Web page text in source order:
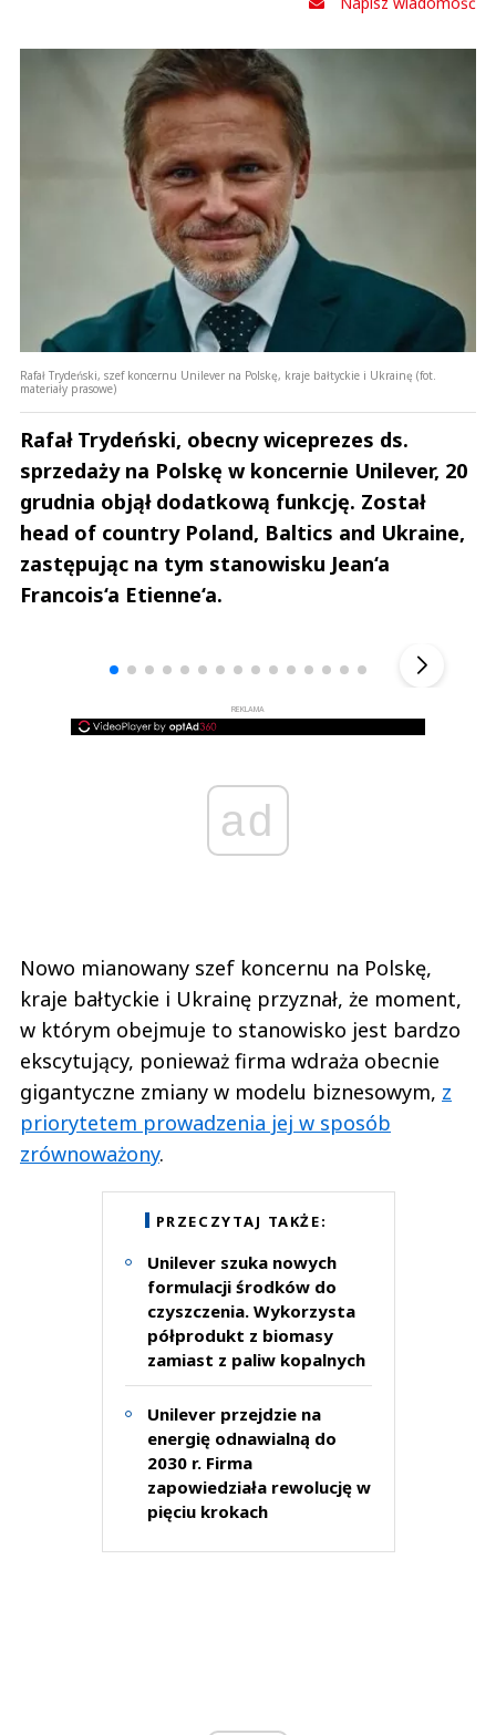
Rafał Trydeński, szef koncernu Unilever na Polskę, kraje bałtyckie i Ukrainę (fot.
materiały prasowe)
Rafał Trydeński, obecny wiceprezes ds.
sprzedaży na Polskę w koncernie Unilever, 20
grudnia objął dodatkową funkcję. Został
head of country Poland, Baltics and Ukraine,
zastępując na tym stanowisku Jean‘a
Francois‘a Etienne‘a.
REKLAMA
ad
Nowo mianowany szef koncernu na Polskę,
kraje bałtyckie i Ukrainę przyznał, że moment,
w którym obejmuje to stanowisko jest bardzo
ekscytujący, ponieważ firma wdraża obecnie
gigantyczne zmiany w modelu biznesowym, z
priorytetem prowadzenia jej w sposób
zrównoważony.
PRZECZYTAJ TAKŻE:
Unilever szuka nowych
formulacji środków do
czyszczenia. Wykorzysta
półprodukt z biomasy
zamiast z paliw kopalnych
Unilever przejdzie na
energię odnawialną do
2030 r. Firma
zapowiedziała rewolucję w
pięciu krokach